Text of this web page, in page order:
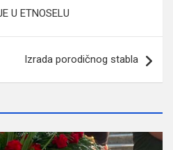
U ETNOSELU
Izrada porodičnog stabla